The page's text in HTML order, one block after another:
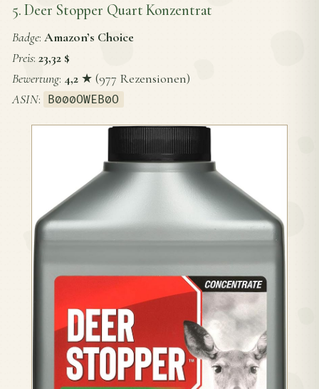
5. Deer Stopper Quart Konzentrat
Badge: Amazon’s Choice
Preis: 23,32 $
Bewertung: 4,2 ★ (977 Rezensionen)
ASIN: B000OWEB0O